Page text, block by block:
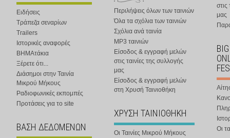
Ειδήσεις
Τράπεζα σεναρίων
Trailers
Ιστορικές αναφορές
ΒΗΜΑτάκια
Ξέρετε ότι...
Διάσημοι στην Ταινία
Μικρού Μήκους
Ραδιοφωνικές εκπομπές
Προτάσεις για το site
ΒΑΣΗ ΔΕΔΟΜΕΝΩΝ
Περιλήψεις όλων των ταινιών
Όλα τα σχόλια των ταινιών
Σχόλια ανά ταινία
MP3 ταινιών
Είσοδος & εγγραφή μελών
στις ταινίες της συλλογής
μας
Είσοδος & εγγραφή μελών
στη Χρυσή Ταινιοθήκη
ΧΡΥΣΗ ΤΑΙΝΙΟΘΗΚΗ
Οι Ταινίες Μικρού Μήκους
στις
μας
Οι